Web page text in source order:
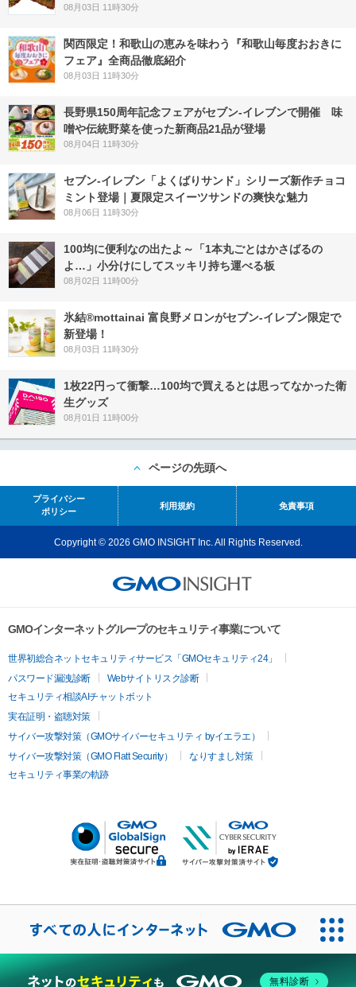
08月03日 11時30分
関西限定！和歌山の恵みを味わう『和歌山毎度おおきに
フェア』全商品徹底紹介
08月03日 11時30分
長野県150周年記念フェアがセブン-イレブンで開催 味
噌や伝統野菜を使った新商品21品が登場
08月04日 11時30分
セブン‐イレブン「よくばりサンド」シリーズ新作チョコ
ミント登場｜夏限定スイーツサンドの爽快な魅力
08月06日 11時30分
100均に便利なの出たよ～「1本丸ごとはかさばるの
よ…」小分けにしてスッキリ持ち運べる板
08月02日 11時00分
氷結®mottainai 富良野メロンがセブン‐イレブン限定で
新登場！
08月03日 11時30分
1枚22円って衝撃…100均で買えるとは思ってなかった衛
生グッズ
08月01日 11時00分
ページの先頭へ
プライバシー
ポリシー
利用規約 免責事項
Copyright © 2026 GMO INSIGHT Inc. All Rights Reserved.
GMOインターネットグループのセキュリティ事業について
世界初総合ネットセキュリティサービス「GMOセキュリティ24」
パスワード漏洩診断
Webサイトリスク診断
セキュリティ相談AIチャットボット
実在証明・盗聴対策
サイバー攻撃対策（GMOサイバーセキュリティ byイエラエ）
サイバー攻撃対策（GMO Flatt Security）
なりすまし対策
セキュリティ事業の軌跡
無料診断